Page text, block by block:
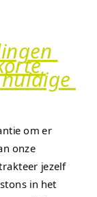
om er
onze
jezelf
in het